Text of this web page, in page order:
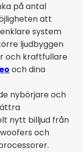
på antal
att
system
ljudbyggen
och kraftfullare
och dina
nybörjare och
nytt billjud från
och